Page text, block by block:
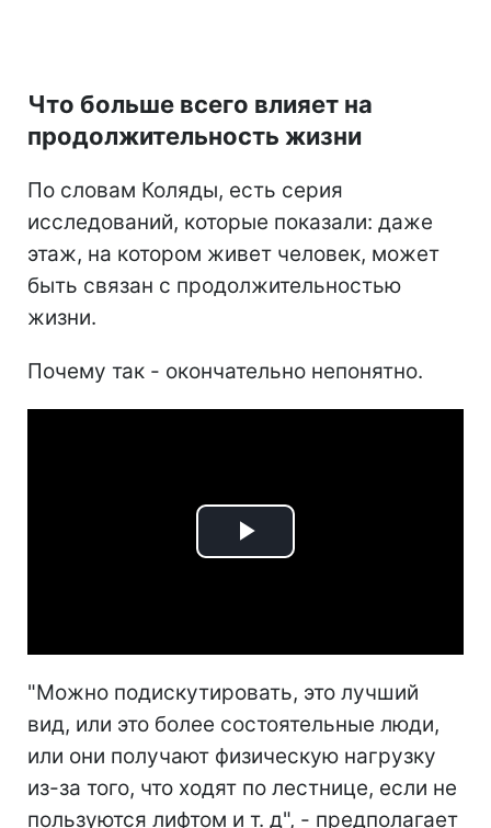
Что больше всего влияет на
продолжительность жизни
По словам Коляды, есть серия
исследований, которые показали: даже
этаж, на котором живет человек, может
быть связан с продолжительностью
жизни.
Почему так - окончательно непонятно.
Play
"Можно подискутировать, это лучший
вид, или это более состоятельные люди,
или они получают физическую нагрузку
из-за того, что ходят по лестнице, если не
пользуются лифтом и т. д", - предполагает